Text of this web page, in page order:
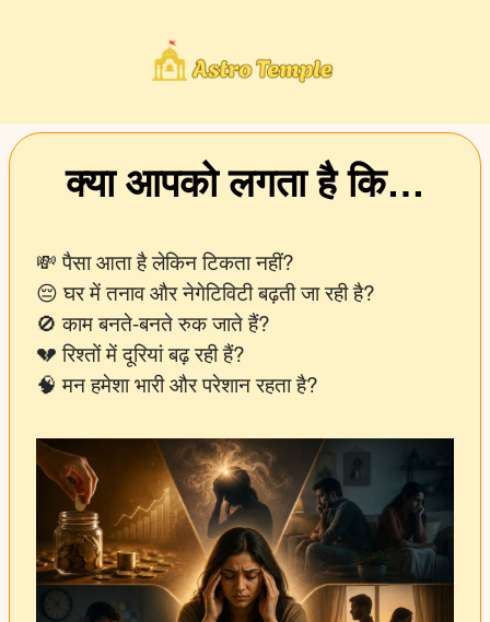
क्या आपको लगता है कि…
💸 पैसा आता है लेकिन टिकता नहीं?
😔 घर में तनाव और नेगेटिविटी बढ़ती जा रही है?
🚫 काम बनते-बनते रुक जाते हैं?
💔 रिश्तों में दूरियां बढ़ रही हैं?
🧠 मन हमेशा भारी और परेशान रहता है?